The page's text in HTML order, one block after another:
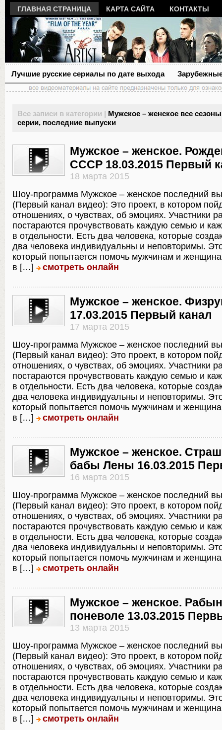
ГЛАВНАЯ СТРАНИЦА КАРТА САЙТА КОНТАКТЫ
Лучшие русские сериалы по дате выхода
Все записи в категории | Мужское – женское все
серии, последние выпуски
Мужское – женское.
СССР 18.03.2015 Первый
18 марта 2015
Шоу-программа Мужское – женское последний
(Первый канал видео): Это проект, в котором
отношениях, о чувствах, об эмоциях. Участники
постараются прочувствовать каждую семью и
в отдельности. Есть два человека, которые
два человека индивидуальны и неповторимы.
который попытается помочь мужчинам и
в […]
смотреть онлайн
Мужское – женское.
17.03.2015 Первый канал
17 марта 2015
Шоу-программа Мужское – женское последний
(Первый канал видео): Это проект, в котором
отношениях, о чувствах, об эмоциях. Участники
постараются прочувствовать каждую семью и
в отдельности. Есть два человека, которые
два человека индивидуальны и неповторимы.
который попытается помочь мужчинам и
в […]
смотреть онлайн
Мужское – женское.
бабы Лены 16.03.2015
16 марта 2015
Шоу-программа Мужское – женское последний
(Первый канал видео): Это проект, в котором
отношениях, о чувствах, об эмоциях. Участники
постараются прочувствовать каждую семью и
в отдельности. Есть два человека, которые
два человека индивидуальны и неповторимы.
который попытается помочь мужчинам и
в […]
смотреть онлайн
Мужское – женское.
поневоле 13.03.2015
13 марта 2015
Шоу-программа Мужское – женское последний
(Первый канал видео): Это проект, в котором
отношениях, о чувствах, об эмоциях. Участники
постараются прочувствовать каждую семью и
в отдельности. Есть два человека, которые
два человека индивидуальны и неповторимы.
который попытается помочь мужчинам и
в […]
смотреть онлайн